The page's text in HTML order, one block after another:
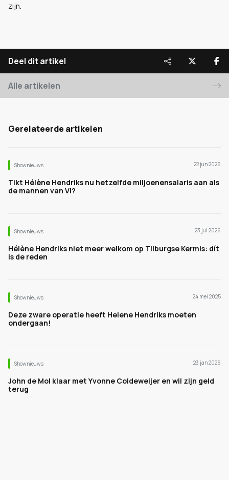
zijn.
Deel dit artikel
Alle artikelen
Gerelateerde artikelen
Shownieuws 22 jun 2026
Tikt Hélène Hendriks nu hetzelfde miljoenensalaris aan als
de mannen van VI?
Shownieuws 23 jul 2026
Hélène Hendriks niet meer welkom op Tilburgse Kermis: dít
is de reden
Shownieuws 24 mei 2025
Deze zware operatie heeft Helene Hendriks moeten
ondergaan!
Shownieuws 23 jan 2026
John de Mol klaar met Yvonne Coldeweijer en wil zijn geld
terug